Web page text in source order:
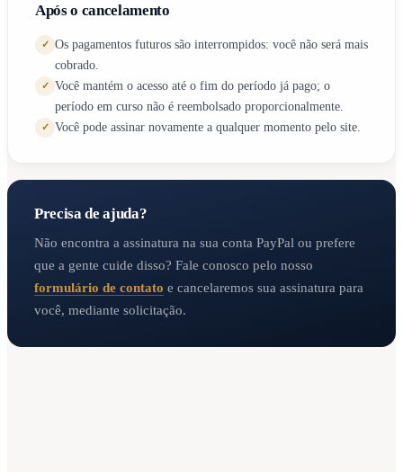
Após o cancelamento
✓ Os pagamentos futuros são interrompidos: você não será mais
cobrado.
✓ Você mantém o acesso até o fim do período já pago; o
período em curso não é reembolsado proporcionalmente.
✓ Você pode assinar novamente a qualquer momento pelo site.
Precisa de ajuda?
Não encontra a assinatura na sua conta PayPal ou prefere
que a gente cuide disso? Fale conosco pelo nosso
formulário de contato e cancelaremos sua assinatura para
você, mediante solicitação.